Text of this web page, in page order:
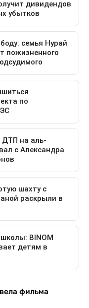
фильма